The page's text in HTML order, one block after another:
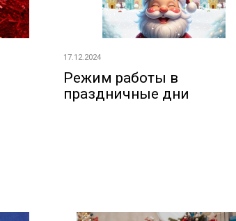
17.12.2024
Режим работы в
праздничные дни